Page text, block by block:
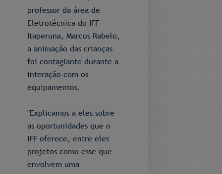
professor da área de
Eletrotécnica do IFF
Itaperuna, Marcos Rabelo,
a animação das crianças
foi contagiante durante a
interação com os
equipamentos.
"Explicamos a eles sobre
as oportunidades que o
IFF oferece, entre eles
projetos como esse que
envolvem uma